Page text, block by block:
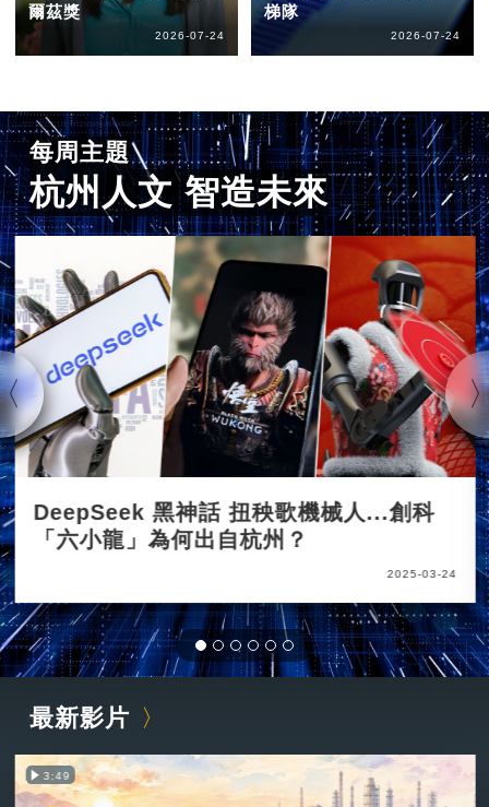
爾茲獎
2026-07-24
梯隊
2026-07-24
每周主題
杭州人文 智造未來
DeepSeek 黑神話 扭秧歌機械人...創科
「六小龍」為何出自杭州？
2025-03-24
最新影片
3:49